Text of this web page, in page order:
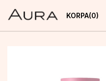
KORPA 0